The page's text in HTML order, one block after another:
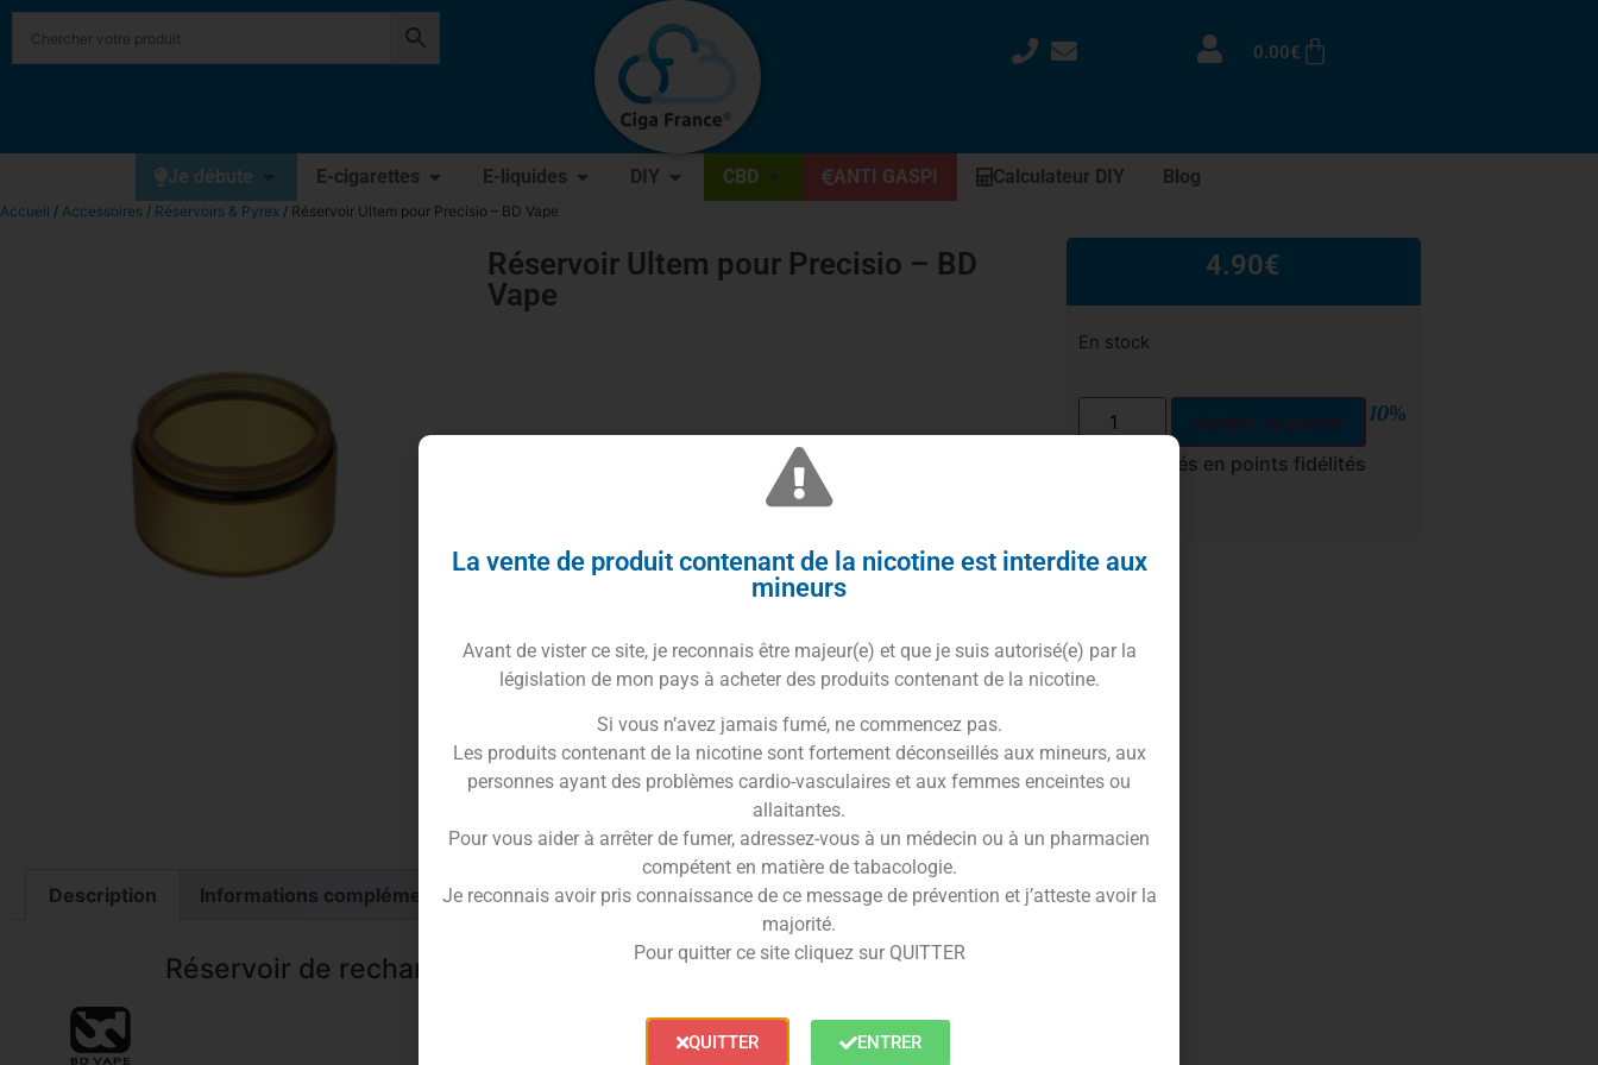
0.00€
Je débute E-cigarettes E-liquides DIY CBD ANTI GASPI Calculateur DIY Blog
Accueil / Accessoires / Réservoirs & Pyrex / Réservoir Ultem pour Precisio – BD Vape
Réservoir Ultem pour Precisio – BD
Vape
achat(s) de ce produit dans les 10 dernières minutes
Réservoir de rechange en Ultem pour
Peut contenir jusqu’à 2.7 ml de e-liquide.
Dimension
: 22mm ( non compatible avec le pro)
4.90€
En stock
Ajouter au panier 10%
cumulés en points fidélités
Description Informations complémentaires Trusted Shops Reviews
Réservoir de rechange pour votre clearomiseur Precisio
La vente de produit contenant de la nicotine est interdite aux
mineurs
Avant de vister ce site, je reconnais être majeur(e) et que je suis autorisé(e) par la
législation de mon pays à acheter des produits contenant de la nicotine.
Si vous n’avez jamais fumé, ne commencez pas.
Les produits contenant de la nicotine sont fortement déconseillés aux mineurs, aux
personnes ayant des problèmes cardio-vasculaires et aux femmes enceintes ou
allaitantes.
Pour vous aider à arrêter de fumer, adressez-vous à un médecin ou à un pharmacien
compétent en matière de tabacologie.
Je reconnais avoir pris connaissance de ce message de prévention et j’atteste avoir la
majorité.
Pour quitter ce site cliquez sur QUITTER
QUITTER ENTRER